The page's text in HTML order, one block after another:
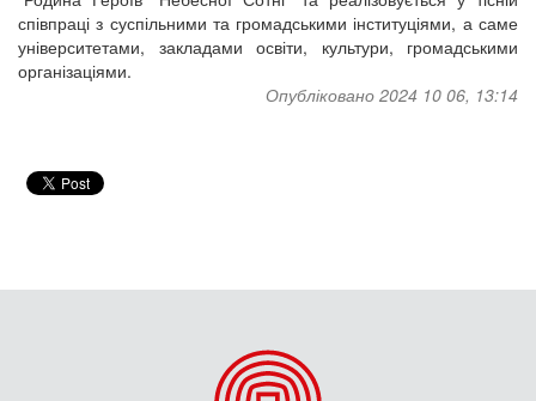
співпраці з суспільними та громадськими інституціями, а саме
університетами, закладами освіти, культури, громадськими
організаціями.
Опубліковано 2024 10 06, 13:14